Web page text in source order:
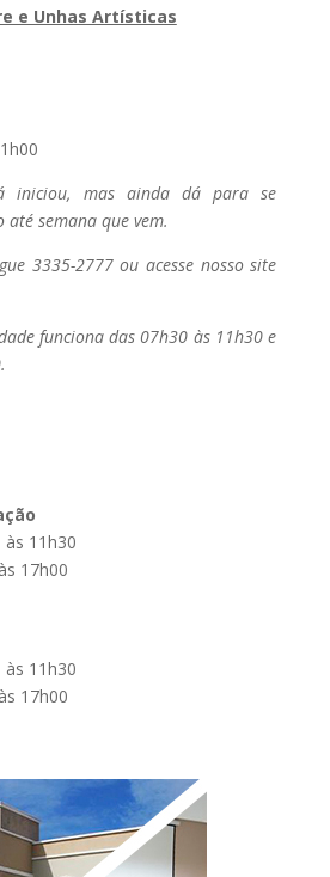
e Unhas Artísticas
iniciou, mas ainda dá para se
semana que vem.
3335-2777 ou acesse nosso site
funciona das 07h30 às 11h30 e
11h30
17h00
11h30
17h00